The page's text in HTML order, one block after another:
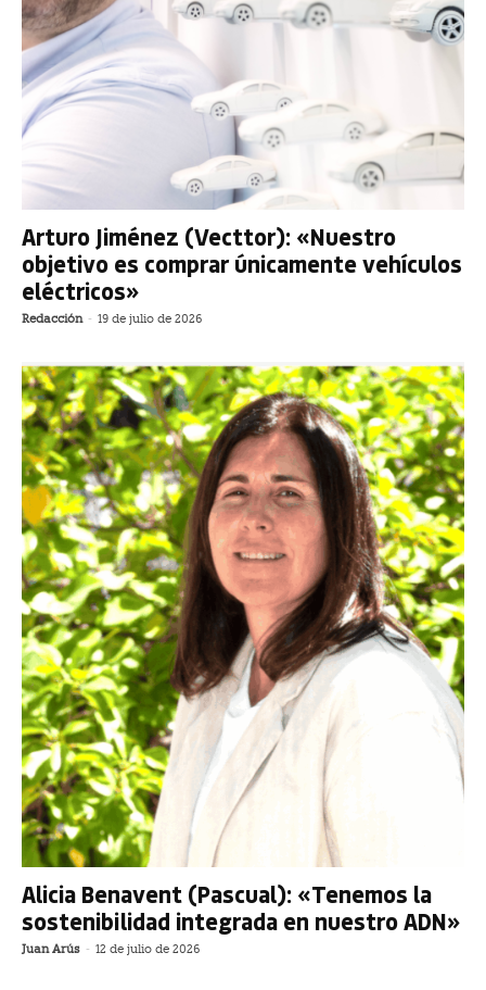
Arturo Jiménez (Vecttor): «Nuestro
objetivo es comprar únicamente vehículos
eléctricos»
Redacción - 19 de julio de 2026
Alicia Benavent (Pascual): «Tenemos la
sostenibilidad integrada en nuestro ADN»
Juan Arús - 12 de julio de 2026